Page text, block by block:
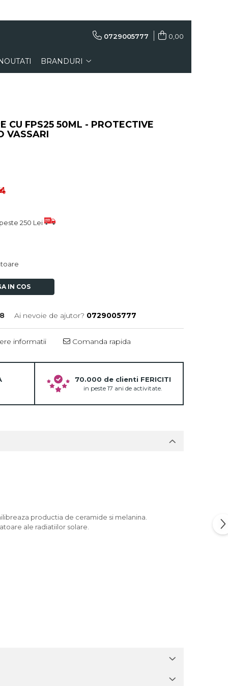
0729005777 0,00
BRANDURI
CU FPS25 50ML - PROTECTIVE
VASSARI
250 Lei
IN COS
Ai nevoie de ajutor? 0729005777
informatii Comanda rapida
70.000 de clienti FERICITI
in peste 17 ani de activitate.
productia de ceramide si melanina.
ale radiatiilor solare.